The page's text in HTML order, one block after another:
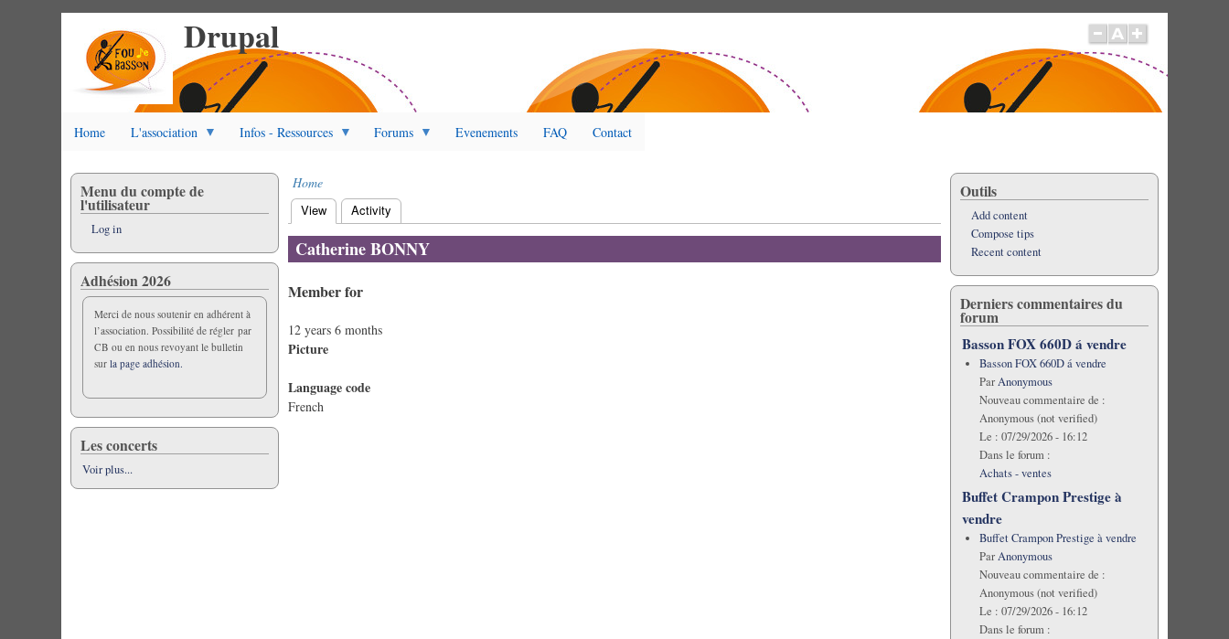
Drupal
Home L'association Infos - Ressources Forums Evenements FAQ Contact
Breadcrumb
Home
Primary
tabs
View (active tab)
Activity
Catherine BONNY
Member for
12 years 6 months
Picture
Language code
French
Menu du compte de
l'utilisateur
Log in
Adhésion 2026
Merci de nous soutenir en adhérent à
l’association. Possibilité de régler par
CB ou en nous revoyant le bulletin
surla page adhésion.
Les concerts
Voir plus...
Outils
Add content
Compose tips
Recent content
Derniers commentaires du
forum
Basson FOX 660D á vendre
Basson FOX 660D á vendre
ParAnonymous
Nouveau commentaire de :
Anonymous (not verified)
Le : 07/29/2026 - 16:12
Dans le forum :
Achats - ventes
Buffet Crampon Prestige à
vendre
Buffet Crampon Prestige à vendre
ParAnonymous
Nouveau commentaire de :
Anonymous (not verified)
Le : 07/29/2026 - 16:12
Dans le forum :